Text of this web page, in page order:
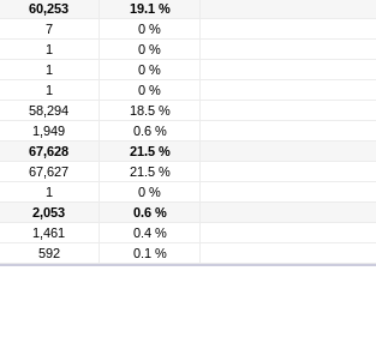
60,253
19.1 %
7
0 %
1
0 %
1
0 %
1
0 %
58,294
18.5 %
1,949
0.6 %
67,628
21.5 %
67,627
21.5 %
1
0 %
2,053
0.6 %
1,461
0.4 %
592 0.1 %